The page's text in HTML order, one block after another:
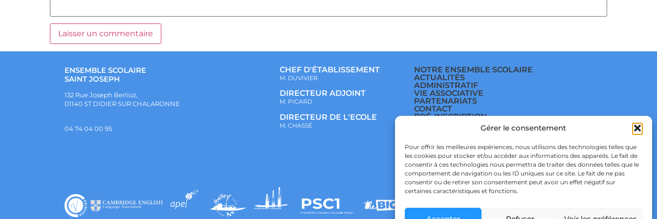
Gérer le consentement
Pour offrir les meilleures expériences, nous utilisons des technologies telles que
les cookies pour stocker et/ou accéder aux informations des appareils. Le fait de
consentir à ces technologies nous permettra de traiter des données telles que le
comportement de navigation ou les ID uniques sur ce site. Le fait de ne pas
consentir ou de retirer son consentement peut avoir un effet négatif sur
certaines caractéristiques et fonctions.
ENSEMBLE SCOLAIRE
SAINT JOSEPH
132 Rue Joseph Berlioz,
01140 ST DIDIER SUR CHALARONNE
04 74 04 00 95
CHEF D'ÉTABLISSEMENT
M. DUVIVIER
DIRECTEUR ADJOINT
M. PICARD
DIRECTEUR DE L'ECOLE
M. CHASSÉ
NOTRE ENSEMBLE SCOLAIRE
ACTUALITÉS
ADMINISTRATIF
VIE ASSOCIATIVE
PARTENARIATS
CONTACT
PRÉ-INSCRIPTION
POLITIQUE DE
CONFIDENTIALITÉ & RGPD
POLITIQUE DE COOKIES